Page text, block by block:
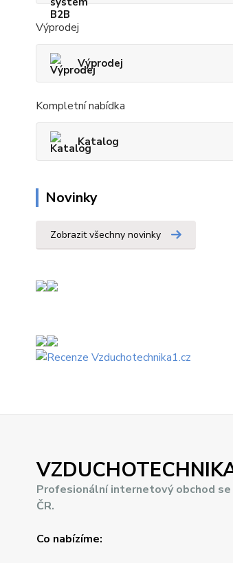
Výprodej
Výprodej
Kompletní nabídka
Katalog
Novinky
Zobrazit všechny novinky
Profesionální internetový obchod
ČR.
Co nabízíme: